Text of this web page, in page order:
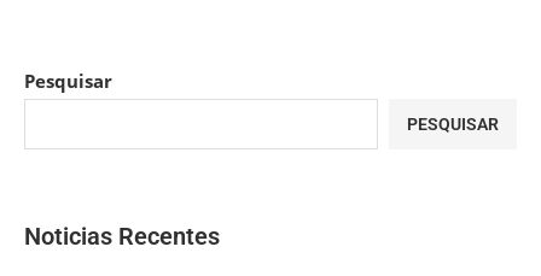
Pesquisar
PESQUISAR
Noticias Recentes